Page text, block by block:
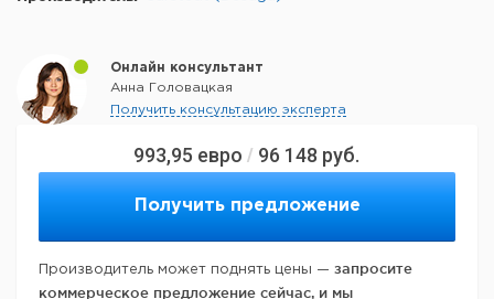
993,95 евро / 96 148 руб.
Получить предложение
Производитель может поднять цены — запросите
коммерческое предложение сейчас, и мы
Онлайн консультант
Анна Головацкая
Получить консультацию эксперта